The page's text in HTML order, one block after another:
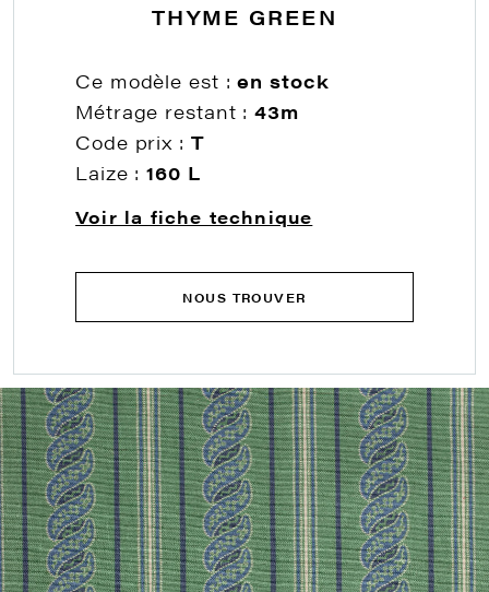
THYME GREEN
Ce modèle est :en stock
Métrage restant :43m
Code prix : T
Laize :160 L
Voir la fiche technique
NOUS TROUVER